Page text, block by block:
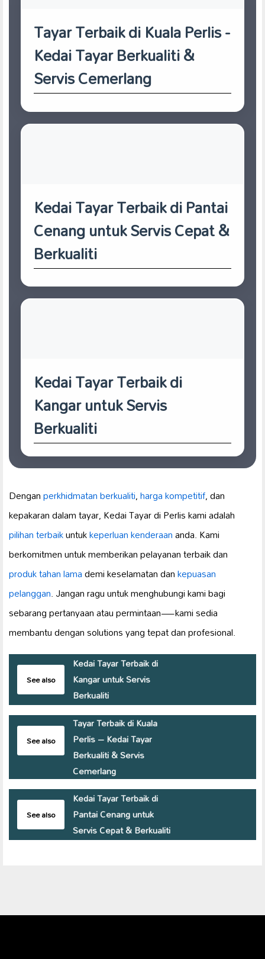
Tayar Terbaik di Kuala Perlis -
Kedai Tayar Berkualiti &
Servis Cemerlang
Kedai Tayar Terbaik di Pantai
Cenang untuk Servis Cepat &
Berkualiti
Kedai Tayar Terbaik di
Kangar untuk Servis
Berkualiti
Denganperkhidmatan berkualiti,harga kompetitif, dan
kepakaran dalam tayar, Kedai Tayar di Perlis kami adalah
pilihan terbaikuntukkeperluan kenderaananda. Kami
berkomitmen untuk memberikan pelayanan terbaik dan
produk tahan lamademi keselamatan dankepuasan
pelanggan. Jangan ragu untuk menghubungi kami bagi
sebarang pertanyaan atau permintaan—kami sedia
membantu dengan solutions yang tepat dan profesional.
See also
Kedai Tayar Terbaik di
Kangar untuk Servis
Berkualiti
See also
Tayar Terbaik di Kuala
Perlis – Kedai Tayar
Berkualiti & Servis
Cemerlang
See also
Kedai Tayar Terbaik di
Pantai Cenang untuk
Servis Cepat & Berkualiti